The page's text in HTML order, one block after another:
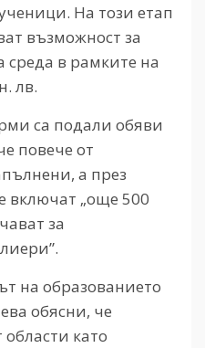
На този етап
възможност за
среда в рамките на
лв.
са подали обяви
повече от
а през
включат „още 500
за
на образованието
обясни, че
области като